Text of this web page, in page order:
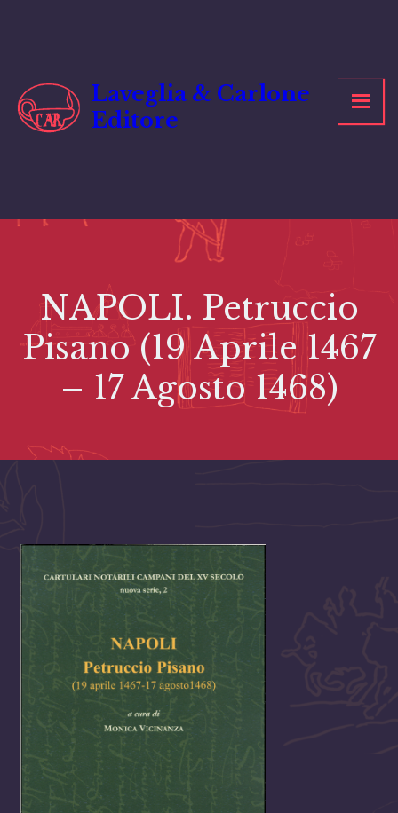
Laveglia & Carlone
Editore
NAPOLI. Petruccio
Pisano (19 Aprile 1467
– 17 Agosto 1468)